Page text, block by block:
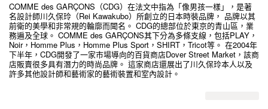
COMME des GARÇONS（CDG）在法文中指為「像男孩一樣」，是著
名設計師川久保玲（Rei Kawakubo）所創立的日本時裝品牌， 品牌以其
前衛的美學和非常規的輪廓而聞名。 CDG的總部位於東京的青山區，業
務遍及全球。 COMME des GARÇONS其下分為多條支線，包括PLAY，
Noir，Homme Plus，Homme Plus Sport，SHIRT，Tricot等。 在2004年
下半年，CDG開發了一家市場導向的百貨商店Dover Street Market，該商
店販賣很多具有潛力的時尚品牌。 這家商店還展出了川久保玲本人以及
許多其他設計師和藝術家的藝術裝置和室內設計。